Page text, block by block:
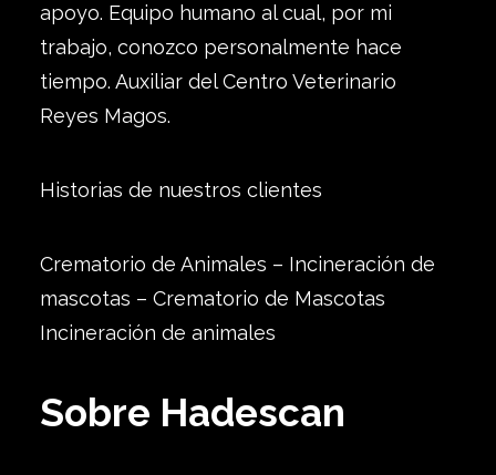
apoyo. Equipo humano al cual, por mi
trabajo, conozco personalmente hace
tiempo. Auxiliar del Centro Veterinario
Reyes Magos.
Historias de nuestros clientes
Crematorio de Animales – Incineración de
mascotas – Crematorio de Mascotas
Incineración de animales
Sobre Hadescan